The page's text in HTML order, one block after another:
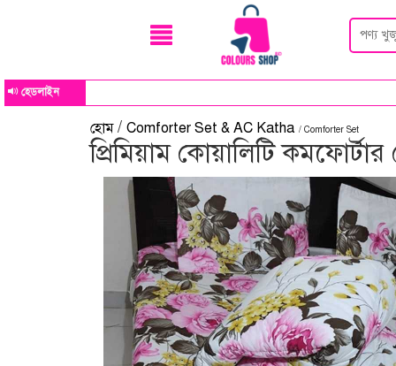
হেডলাইন
হোম / Comforter Set & AC Katha / Comforter Set
প্রিমিয়াম কোয়ালিটি কমফোর্টার